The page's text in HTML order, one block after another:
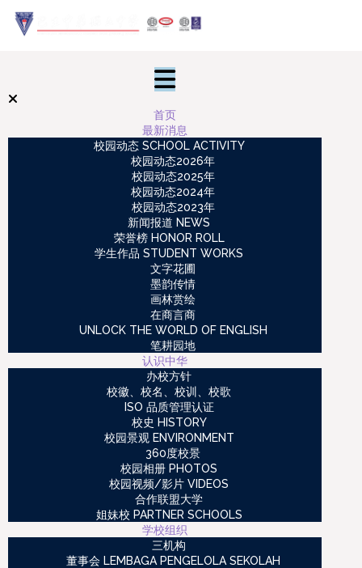
首页
最新消息
校园动态 SCHOOL ACTIVITY
校园动态2026年
校园动态2025年
校园动态2024年
校园动态2023年
新闻报道 NEWS
荣誉榜 HONOR ROLL
学生作品 STUDENT WORKS
文字花圃
墨韵传情
画林赏绘
在商言商
UNLOCK THE WORLD OF ENGLISH
笔耕园地
认识中华
办校方针
校徽、校名、校训、校歌
ISO 品质管理认证
校史 HISTORY
校园景观 ENVIRONMENT
360度校景
校园相册 PHOTOS
校园视频/影片 VIDEOS
合作联盟大学
姐妹校 PARTNER SCHOOLS
学校组织
三机构
董事会 LEMBAGA PENGELOLA SEKOLAH